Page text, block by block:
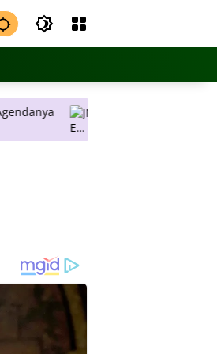
JNE Promo Ongkos Kirim, Tarif
Rp 2 Ribu per Kilogram ke
Pulau Jawa